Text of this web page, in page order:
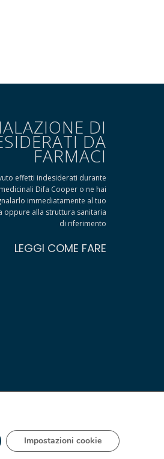
DI
DA
FARMACI
effetti indesiderati durante
Difa Cooper o ne hai
immediatamente al tuo
oppure alla struttura sanitaria
di riferimento
LEGGI COME FARE
Impostazioni cookie